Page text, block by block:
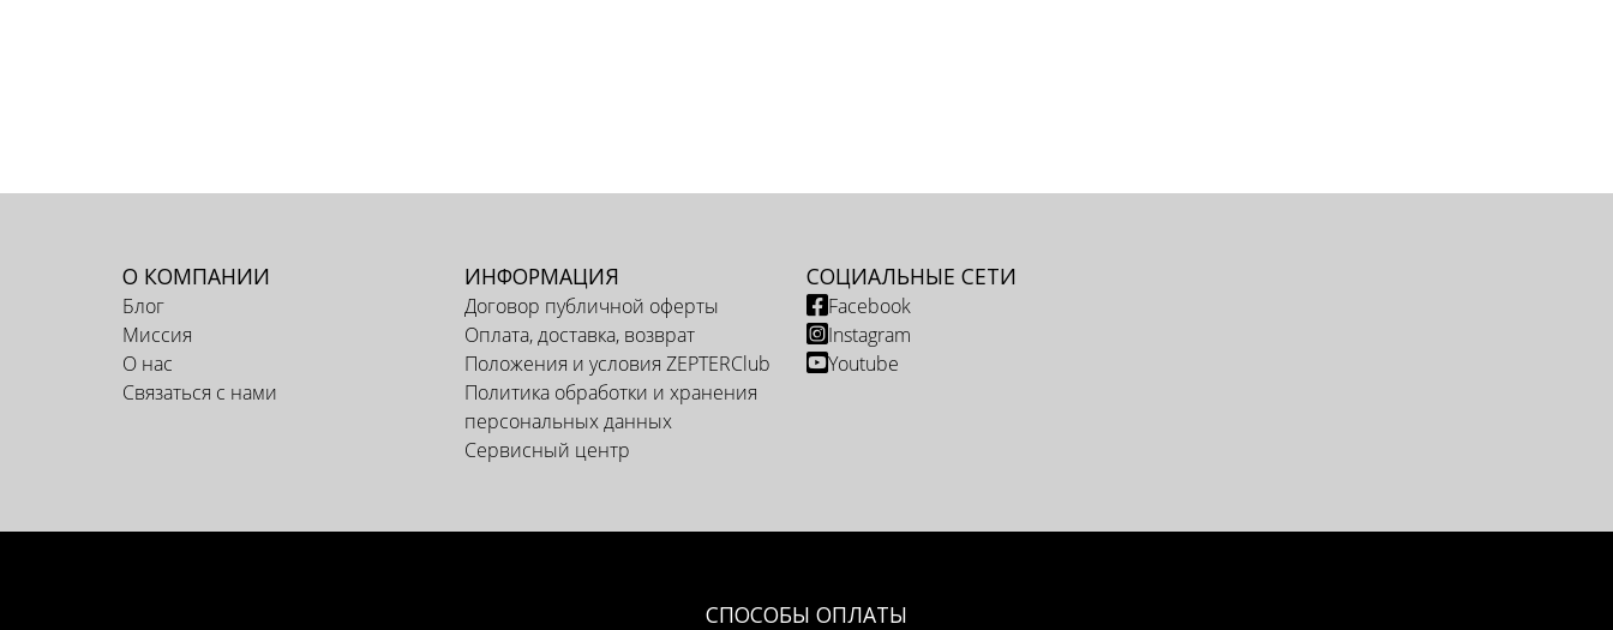
О КОМПАНИИ
Блог
Миссия
О нас
Связаться с нами
ИНФОРМАЦИЯ
Договор публичной оферты
Оплата, доставка, возврат
Положения и условия ZEPTERClub
Политика обработки и хранения
персональных данных
Сервисный центр
СОЦИАЛЬНЫЕ СЕТИ
Facebook
Instagram
Youtube
СПОСОБЫ ОПЛАТЫ